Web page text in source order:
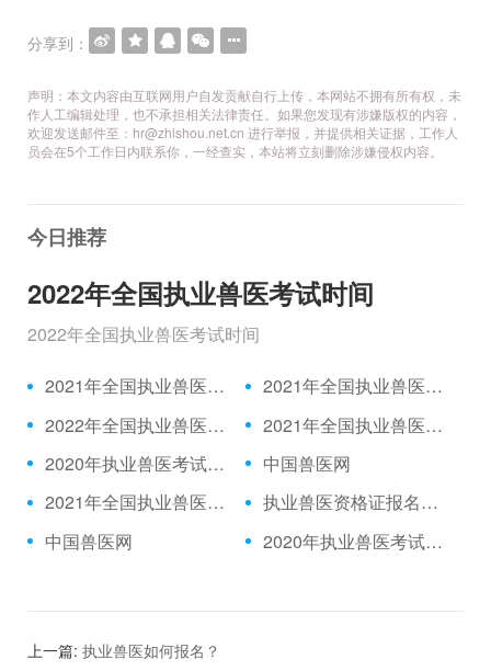
分享到：
声明：本文内容由互联网用户自发贡献自行上传，本网站不拥有所有权，未
作人工编辑处理，也不承担相关法律责任。如果您发现有涉嫌版权的内容，
欢迎发送邮件至：hr@zhishou.net.cn 进行举报，并提供相关证据，工作人
员会在5个工作日内联系你，一经查实，本站将立刻删除涉嫌侵权内容。
今日推荐
2022年全国执业兽医考试时间
2022年全国执业兽医考试时间
2021年全国执业兽医资格考试成绩公布时间、合格分数线
2021年全国执业兽医资格考试真题
2022年全国执业兽医考试时间
2021年全国执业兽医考试报名时间
2020年执业兽医考试题目|2021年执业兽医中国兽医网官网
中国兽医网
2021年全国执业兽医考试报名入口
执业兽医资格证报名入口|中国兽医网
中国兽医网
2020年执业兽医考试推迟|执业兽医考试网
上一篇: 执业兽医如何报名？